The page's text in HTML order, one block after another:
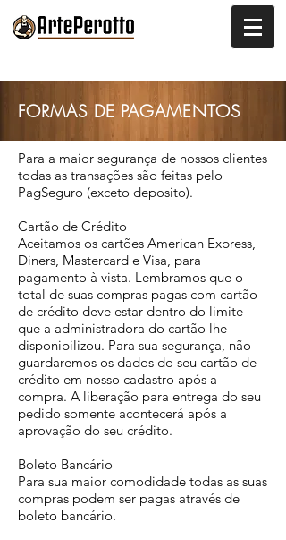
FORMAS DE PAGAMENTOS
Para a maior segurança de nossos clientes
todas as transações são feitas pelo
PagSeguro (exceto deposito).
Cartão de Crédito
Aceitamos os cartões American Express,
Diners, Mastercard e Visa, para
pagamento à vista. Lembramos que o
total de suas compras pagas com cartão
de crédito deve estar dentro do limite
que a administradora do cartão lhe
disponibilizou. Para sua segurança, não
guardaremos os dados do seu cartão de
crédito em nosso cadastro após a
compra. A liberação para entrega do seu
pedido somente acontecerá após a
aprovação do seu crédito.
Boleto Bancário
Para sua maior comodidade todas as suas
compras podem ser pagas através de
boleto bancário.